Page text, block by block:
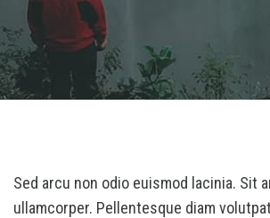
Sed arcu non odio euismod lacinia.
ullamcorper. Pellentesque diam